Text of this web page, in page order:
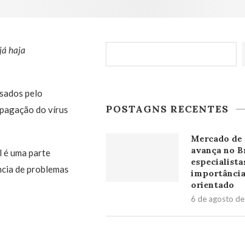
haja
pelo
do vírus
é uma parte
de problemas
POSTAGNS RECENTES
Mercado
avança no
orientado
6 de agosto